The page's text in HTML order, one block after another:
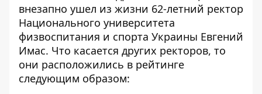
внезапно ушел из жизни 62-летний ректор
Национального университета
физвоспитания и спорта Украины Евгений
Имас. Что касается других ректоров, то
они расположились в рейтинге
следующим образом: